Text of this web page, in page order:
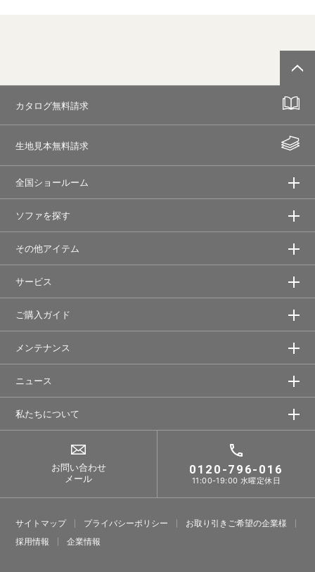
カタログ無料請求
生地見本無料請求
全国ショールーム
ソファを探す
その他アイテム
サービス
ご購入ガイド
メンテナンス
ニュース
私たちについて
お問い合わせ
メール
0120-796-016
11:00-19:00 水曜定休日
サイトマップ プライバシーポリシー
お取り引きご希望の企業様
採⽤情報
企業情報